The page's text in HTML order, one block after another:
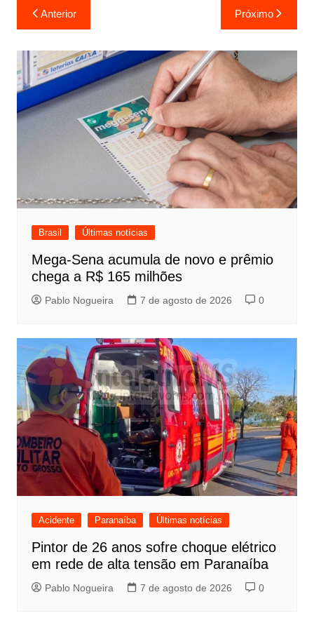
Navegação
de
Post
Anterior Próximo
Brasil Últimas notícias
Mega-Sena acumula de novo e prêmio
chega a R$ 165 milhões
Pablo Nogueira 7 de agosto de 2026 0
Acidente Paranaíba Últimas notícias
Pintor de 26 anos sofre choque elétrico
em rede de alta tensão em Paranaíba
Pablo Nogueira 7 de agosto de 2026 0